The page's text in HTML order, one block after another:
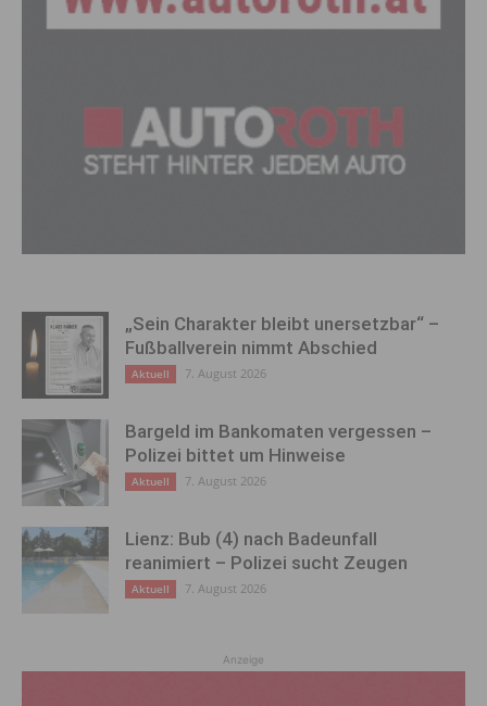
„Sein Charakter bleibt unersetzbar“ –
Fußballverein nimmt Abschied
Aktuell 7. August 2026
Bargeld im Bankomaten vergessen –
Polizei bittet um Hinweise
Aktuell 7. August 2026
Lienz: Bub (4) nach Badeunfall
reanimiert – Polizei sucht Zeugen
Aktuell 7. August 2026
Anzeige